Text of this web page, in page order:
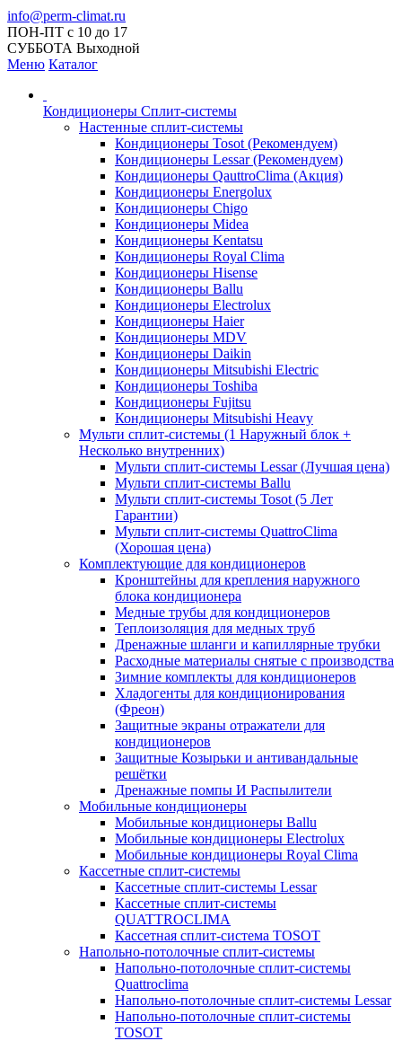
info@perm-climat.ru
ПОН-ПТ с 10 до 17
СУББОТА Выходной
Меню Каталог
Кондиционеры Сплит-системы
Настенные сплит-системы
Кондиционеры Tosot (Рекомендуем)
Кондиционеры Lessar (Рекомендуем)
Кондиционеры QauttroClima (Акция)
Кондиционеры Energolux
Кондиционеры Chigo
Кондиционеры Midea
Кондиционеры Kentatsu
Кондиционеры Royal Clima
Кондиционеры Hisense
Кондиционеры Ballu
Кондиционеры Electrolux
Кондиционеры Haier
Кондиционеры MDV
Кондиционеры Daikin
Кондиционеры Mitsubishi Electric
Кондиционеры Toshiba
Кондиционеры Fujitsu
Кондиционеры Mitsubishi Heavy
Мульти сплит-системы (1 Наружный блок +
Несколько внутренних)
Мульти сплит-системы Lessar (Лучшая цена)
Мульти сплит-системы Ballu
Мульти сплит-системы Tosot (5 Лет
Гарантии)
Мульти сплит-системы QuattroClima
(Хорошая цена)
Комплектующие для кондиционеров
Кронштейны для крепления наружного
блока кондиционера
Медные трубы для кондиционеров
Теплоизоляция для медных труб
Дренажные шланги и капиллярные трубки
Расходные материалы снятые с производства
Зимние комплекты для кондиционеров
Хладогенты для кондиционирования
(Фреон)
Защитные экраны отражатели для
кондиционеров
Защитные Козырьки и антивандальные
решётки
Дренажные помпы И Распылители
Мобильные кондиционеры
Мобильные кондиционеры Ballu
Мобильные кондиционеры Electrolux
Мобильные кондиционеры Royal Clima
Кассетные сплит-системы
Кассетные сплит-системы Lessar
Кассетные сплит-системы
QUATTROCLIMA
Кассетная сплит-система TOSOT
Напольно-потолочные сплит-системы
Напольно-потолочные сплит-системы
Quattroclima
Напольно-потолочные сплит-системы Lessar
Напольно-потолочные сплит-системы
TOSOT